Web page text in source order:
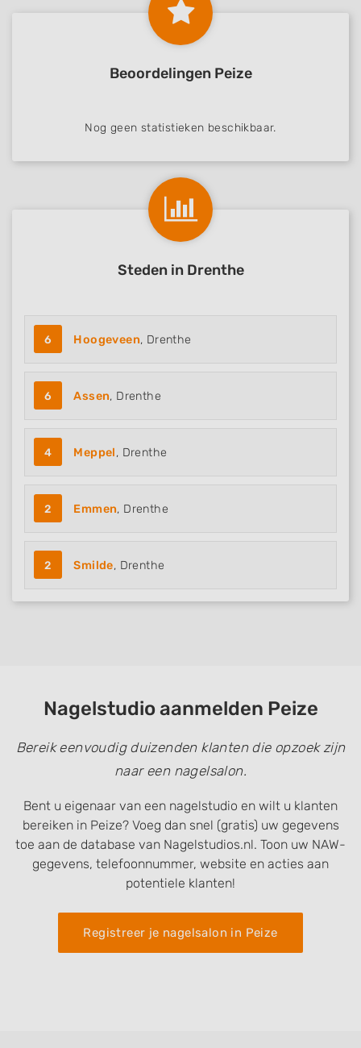
Beoordelingen Peize
Nog geen statistieken beschikbaar.
Steden in Drenthe
6 Hoogeveen, Drenthe
6 Assen, Drenthe
4 Meppel, Drenthe
2 Emmen, Drenthe
2 Smilde, Drenthe
Nagelstudio aanmelden Peize
Bereik eenvoudig duizenden klanten die opzoek zijn
naar een nagelsalon.
Bent u eigenaar van een nagelstudio en wilt u klanten
bereiken in Peize? Voeg dan snel (gratis) uw gegevens
toe aan de database van Nagelstudios.nl. Toon uw NAW-
gegevens, telefoonnummer, website en acties aan
potentiele klanten!
Registreer je nagelsalon in Peize